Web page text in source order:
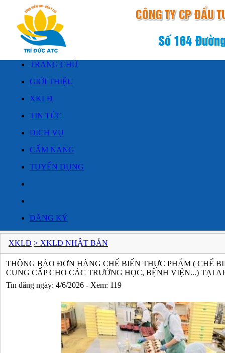
TRANG CHỦ
GIỚI THIỆU
XKLĐ
TIN TỨC
DỊCH VỤ
CẨM NANG
TUYỂN DỤNG
ĐĂNG KÝ
XKLĐ > XKLĐ NHẬT BẢN
THÔNG BÁO ĐƠN HÀNG CHẾ BIẾN THỰC PHẨM ( CHẾ
CUNG CẤP CHO CÁC TRƯỜNG HỌC, BỆNH VIỆN...) TẠI
Tin đăng ngày: 4/6/2026 - Xem: 119